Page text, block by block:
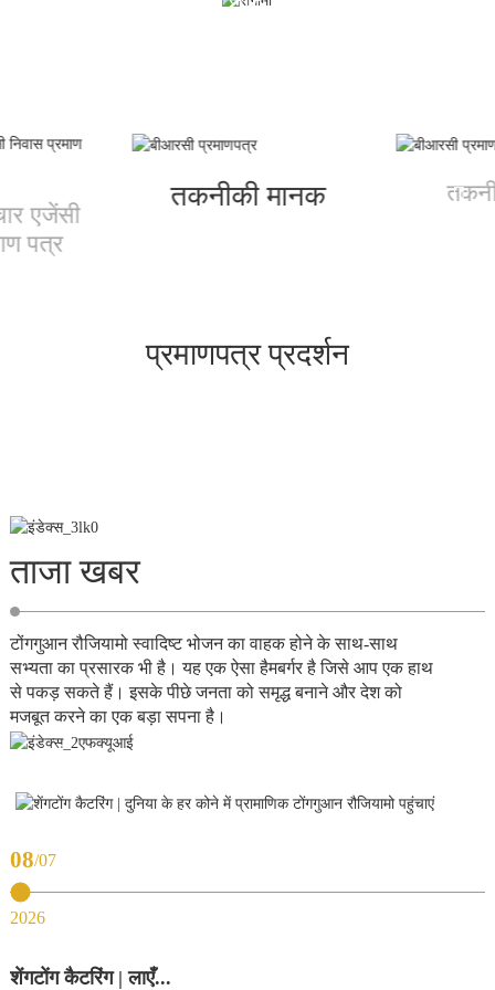
एजेंसी
पत्र
तकनीकी मानक
प्रमाणपत्र प्रदर्शन
ताजा खबर
टोंगगुआन रौजियामो स्वादिष्ट भोजन का वाहक होने के साथ-साथ
सभ्यता का प्रसारक भी है। यह एक ऐसा हैमबर्गर है जिसे आप एक हाथ
से पकड़ सकते हैं। इसके पीछे जनता को समृद्ध बनाने और देश को
मजबूत करने का एक बड़ा सपना है।
और
देखें
08 07
2026
शेंगटोंग कैटरिंग | लाएँ...